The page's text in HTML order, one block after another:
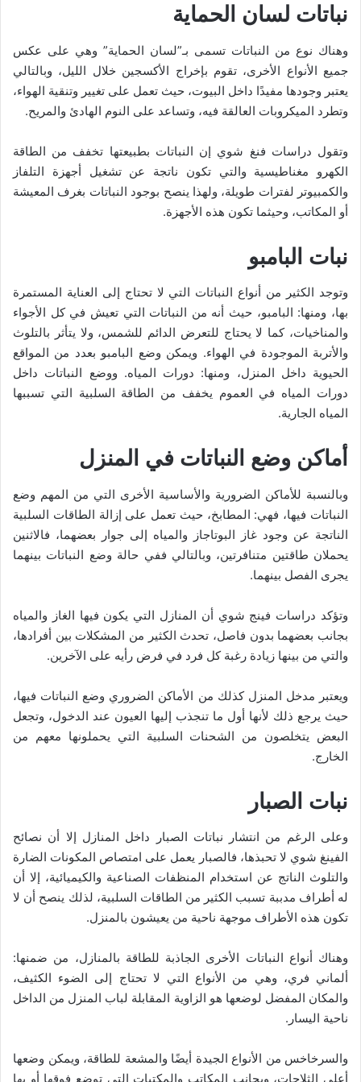
نباتات لسان الحماية
وهناك نوع من النباتات تسمى بـ”لسان الحماية” وهي على عكس
جميع الأنواع الأخرى، تقوم بإخراج الأكسجين خلال الليل، وبالتالي
يعتبر وجودها مفيدًا داخل البيوت، حيث تعمل على تغيير وتنقية الهواء،
وتطرد الميكروبات العالقة فيه، وتساعد على النوم الهادئ والمريح.
وتقول دراسات فنغ شوي إن النباتات بطبيعتها تخفف من الطاقة
الكهرو مغناطيسية والتي تكون ناتجة عن تشغيل أجهزة التلفاز
والكمبيوتر لفترات طويلة، ولهذا ينصح بوجود النباتات بغرف المعيشة
أو المكاتب، وحيثما تكون هذه الأجهزة.
نبات البامبو
وتوجد الكثير من أنواع النباتات التي لا تحتاج إلى العناية المستمرة
بها، ومنها: البامبو، حيث أنه من النباتات التي تعيش في كل الأجواء
والمناخيات، كما لا يحتاج للتعرض الدائم للشمس، ولا يتأثر بالتلوث
والأتربة الموجودة في الهواء. ويمكن وضع البامبو بعدد من المواقع
الحيوية داخل المنزل، ومنها: دورات المياه. ووضع النباتات داخل
دورات المياه في العموم يخفف من الطاقة السلبية التي تسببها
المياه الجارية.
أماكن وضع النباتات في المنزل
وبالنسبة للأماكن الضرورية والأساسية الأخرى التي من المهم وضع
النباتات فيها، فهي: المطابخ، حيث تعمل على إزالة الطاقات السلبية
الناتجة عن وجود غاز البوتاجاز والمياه إلى جوار بعضهما، فالاثنين
يحملان طاقتين متنافرتين، وبالتالي ففي حالة وضع النباتات بينهما
يجرى الفصل بينهما.
وتؤكد دراسات فينج شوي أن المنازل التي يكون فيها الغاز والمياه
بجانب بعضهما بدون فاصل، تحدث الكثير من المشكلات بين أفرادها،
والتي من بينها زيادة رغبة كل فرد في فرض رأيه على الآخرين.
ويعتبر مدخل المنزل كذلك من الأماكن الضروري وضع النباتات فيها،
حيث يرجع ذلك لأنها أول ما تنجذب إليها العيون عند الدخول، وتجعل
البعض يتخلصون من الشحنات السلبية التي يحملونها معهم من
الخارج.
نبات الصبار
وعلى الرغم من انتشار نباتات الصبار داخل المنازل إلا أن نصائح
الفينغ شوي لا تحبذها، فالصبار يعمل على امتصاص المكونات الضارة
والتلوث الناتج عن استخدام المنظفات الصناعية والكيميائية، إلا أن
له أطراف مدببة تسبب الكثير من الطاقات السلبية، لذلك ينصح أن لا
تكون هذه الأطراف موجهة ناحية من يعيشون بالمنزل.
وهناك أنواع النباتات الأخرى الجاذبة للطاقة بالمنازل، من ضمنها:
ألماني فري، وهي من الأنواع التي لا تحتاج إلى الضوء الكثيف،
والمكان المفضل لوضعها هو الزاوية المقابلة لباب المنزل من الداخل
ناحية اليسار.
والسرخاخس من الأنواع الجيدة أيضًا والمشعة للطاقة، ويمكن وضعها
أعلى الثلاجات، وبجانب المكاتب والمكتبات التي توضع فوقها أو بها